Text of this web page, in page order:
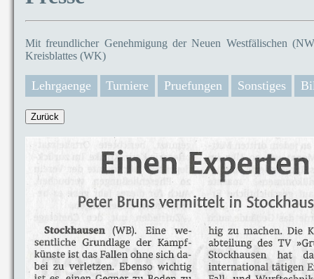
Mit freundlicher Genehmigung der Neuen Westfälischen
Kreisblattes (WK)
Lehrgaenge Turniere Pruefungen Sonstiges